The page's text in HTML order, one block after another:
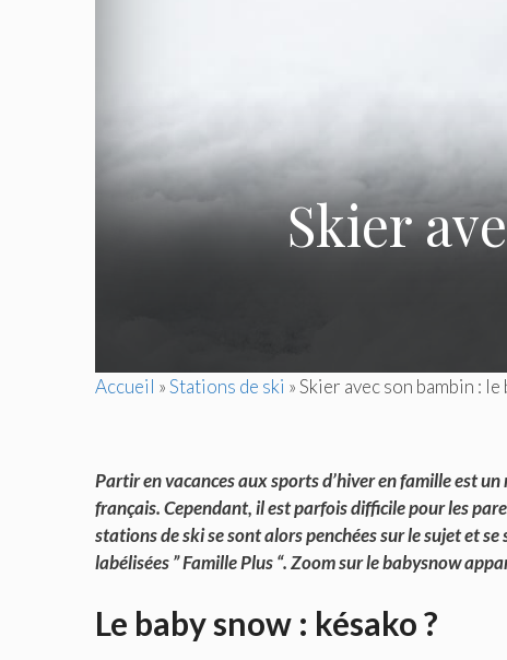
Skier
Accueil »Stations de ski »Skier avec son bambin : le
Partir en vacances aux sports d’hiver en famille est
français. Cependant, il est parfois difficile pour les
stations de ski se sont alors penchées sur le sujet et
labélisées ” Famille Plus “. Zoom sur le babysnow
Le baby snow : késako ?